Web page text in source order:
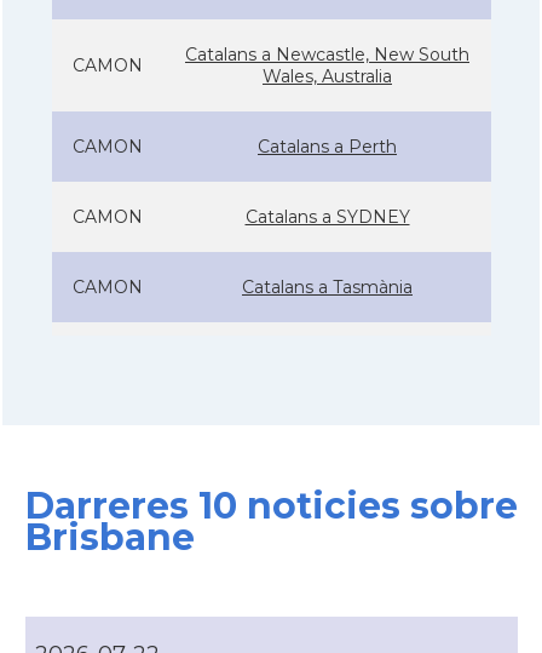
CAMON
Catalans a Newcastle, New South
Wales, Australia
CAMON Catalans a Perth
CAMON Catalans a SYDNEY
CAMON Catalans a Tasmània
Casal Casal Català de Victòria
Darreres 10 noticies sobre
Brisbane